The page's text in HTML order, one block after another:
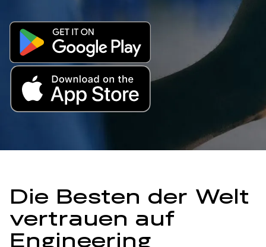
Die Besten der Welt
vertrauen auf